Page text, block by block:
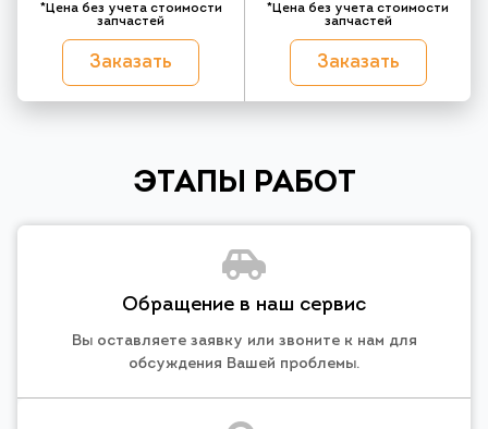
*Цена без учета стоимости
запчастей
Заказать
*Цена без учета стоимости
запчастей
Заказать
ЭТАПЫ РАБОТ
Обращение в наш сервис
Вы оставляете заявку или звоните к нам для
обсуждения Вашей проблемы.